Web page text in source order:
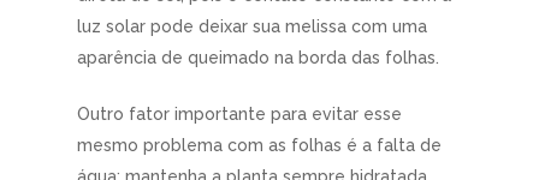
luz solar pode deixar sua melissa com uma
aparência de queimado na borda das folhas.
Outro fator importante para evitar esse
mesmo problema com as folhas é a falta de